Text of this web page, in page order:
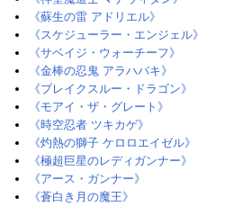
《蘇生の雷 アドリエル》
《スケジューラー・エンジェル》
《サベイジ・ウォーチーフ》
《金棒の忍鬼 アラハバキ》
《ブレイクスルー・ドラゴン》
《モアイ・ザ・グレート》
《時空忍者 ツキカゲ》
《灼熱の獅子 ケロロエイゼル》
《極超巨星のレディガンナー》
《アース・ガンナー》
《蒼白き月の魔王》